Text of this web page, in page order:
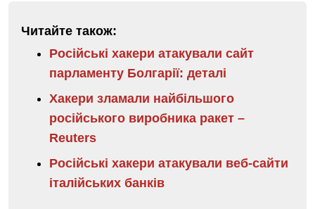
Читайте також:
Російські хакери атакували сайт
парламенту Болгарії: деталі
Хакери зламали найбільшого
російського виробника ракет –
Reuters
Російські хакери атакували веб-сайти
італійських банків